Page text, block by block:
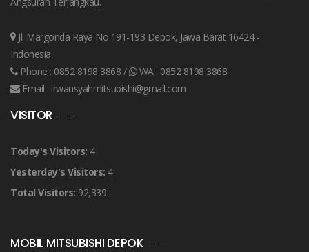
Jl. Margonda Raya No 191-193 Depok, Jawa Barat 16424 -
Indonesia
Phone : 0852 8198 3868 / WA : 0852 8198 3868
Email : irwansyahmitsubishi@gmail.com
VISITOR
Today's Visitors: 4
Yesterday's Visitors: 4
Total Visitors: 92,339
MOBIL MITSUBISHI DEPOK